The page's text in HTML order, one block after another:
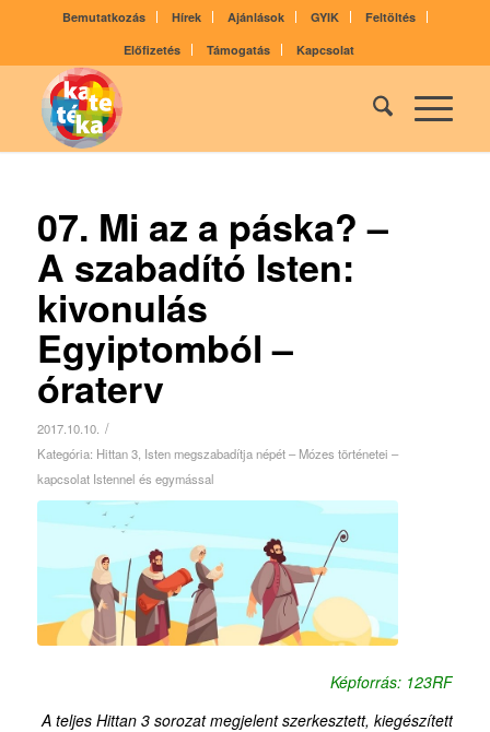
Bemutatkozás Hírek Ajánlások GYIK
Feltöltés
Előfizetés
Támogatás Kapcsolat
07. Mi az a páska? –
A szabadító Isten:
kivonulás
Egyiptomból –
óraterv
2017.10.10. /
Kategória: Hittan 3, Isten megszabadítja népét – Mózes történetei –
kapcsolat Istennel és egymással
Képforrás: 123RF
A teljes Hittan 3 sorozat megjelent szerkesztett, kiegészített